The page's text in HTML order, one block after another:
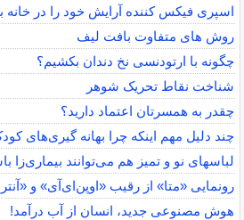
اسپری فیکس کننده آرایش خود را در خانه
روش های متفاوت بافت لیف
چگونه با ارتودنسی نخ دندان بکشیم؟
شناخت نقاط تحریک شوهر
چقدر به همسرتان اعتماد دارید؟
چند دلیل مهم اینکه چرا بهانه گیری‌های
لباس‎های نو و تمیز هم می‌توانند بیماری‌زا باشند!
رونمایی «متا» از رقیب «اوپن‌ای‌آی» و
هوش مصنوعی جدید، انسان از آب درآمد!